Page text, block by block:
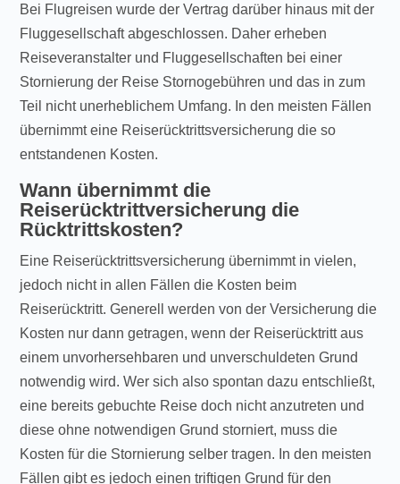
Bei Flugreisen wurde der Vertrag darüber hinaus mit der
Fluggesellschaft abgeschlossen. Daher erheben
Reiseveranstalter und Fluggesellschaften bei einer
Stornierung der Reise Stornogebühren und das in zum
Teil nicht unerheblichem Umfang. In den meisten Fällen
übernimmt eine Reiserücktrittsversicherung die so
entstandenen Kosten.
Wann übernimmt die
Reiserücktrittversicherung die
Rücktrittskosten?
Eine Reiserücktrittsversicherung übernimmt in vielen,
jedoch nicht in allen Fällen die Kosten beim
Reiserücktritt. Generell werden von der Versicherung die
Kosten nur dann getragen, wenn der Reiserücktritt aus
einem unvorhersehbaren und unverschuldeten Grund
notwendig wird. Wer sich also spontan dazu entschließt,
eine bereits gebuchte Reise doch nicht anzutreten und
diese ohne notwendigen Grund storniert, muss die
Kosten für die Stornierung selber tragen. In den meisten
Fällen gibt es jedoch einen triftigen Grund für den